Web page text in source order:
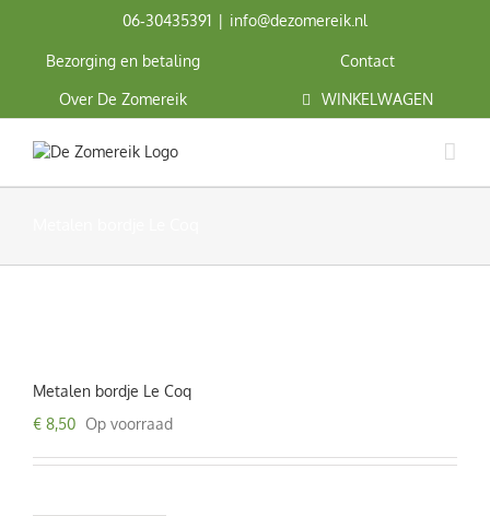
06‑30435391 | info@dezomereik.nl
Bezorging en betaling Contact
Over De Zomereik WINKELWAGEN
Metalen bordje Le Coq
€ 8,50 Op voorraad